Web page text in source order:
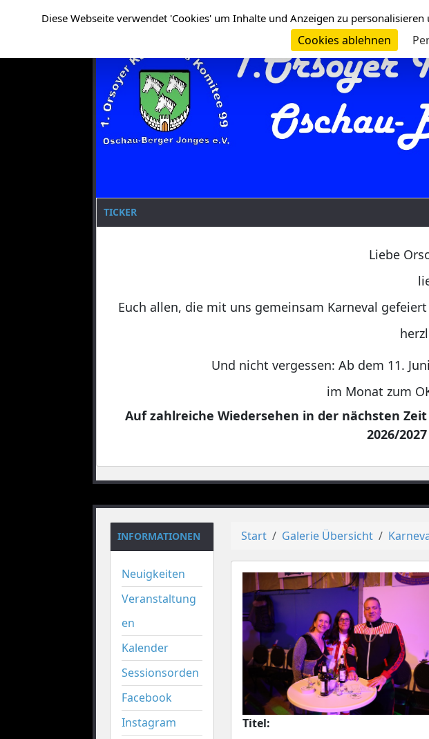
TICKER
Liebe
Euch allen, die mit uns gemeinsam Karneval
Und nicht vergessen: Ab dem 11.
im Monat zum
Auf zahlreiche Wiedersehen in der nächsten
2026/
INFORMATIONEN
Neuigkeiten
Veranstaltung
en
Kalender
Sessionsorden
Facebook
Instagram
Start Galerie Übersicht
Titel:
Diese Webseite verwendet 'Cookies' um Inhalte und Anzeigen zu
Cookies ablehnen